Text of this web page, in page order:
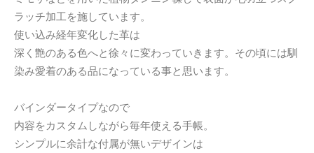
ラッチ加工を施しています。
使い込み経年変化した革は
深く艶のある色へと徐々に変わっていきます。その頃には馴
染み愛着のある品になっている事と思います。
バインダータイプなので
内容をカスタムしながら毎年使える手帳。
シンプルに余計な付属が無いデザインは